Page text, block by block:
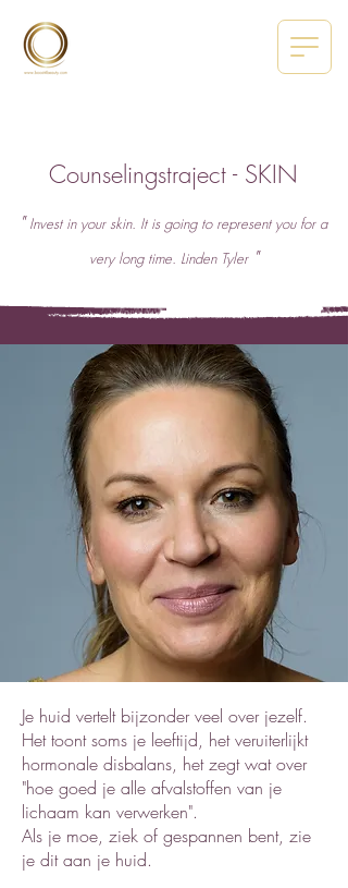
Counselingstraject - SKIN
"Invest in your skin. It is going to represent you for a
very long time. Linden Tyler"
Je huid vertelt bijzonder veel over jezelf.
Het toont soms je leeftijd, het veruiterlijkt
hormonale disbalans, het zegt wat over
"hoe goed je alle afvalstoffen van je
lichaam kan verwerken".
Als je moe, ziek of gespannen bent, zie
je dit aan je huid.